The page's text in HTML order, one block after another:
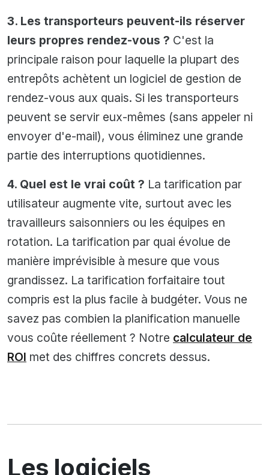
3. Les transporteurs peuvent-ils réserver
leurs propres rendez-vous ? C'est la
principale raison pour laquelle la plupart des
entrepôts achètent un logiciel de gestion de
rendez-vous aux quais. Si les transporteurs
peuvent se servir eux-mêmes (sans appeler ni
envoyer d'e-mail), vous éliminez une grande
partie des interruptions quotidiennes.
4. Quel est le vrai coût ? La tarification par
utilisateur augmente vite, surtout avec les
travailleurs saisonniers ou les équipes en
rotation. La tarification par quai évolue de
manière imprévisible à mesure que vous
grandissez. La tarification forfaitaire tout
compris est la plus facile à budgéter. Vous ne
savez pas combien la planification manuelle
vous coûte réellement ? Notre calculateur de
ROI met des chiffres concrets dessus.
Les logiciels